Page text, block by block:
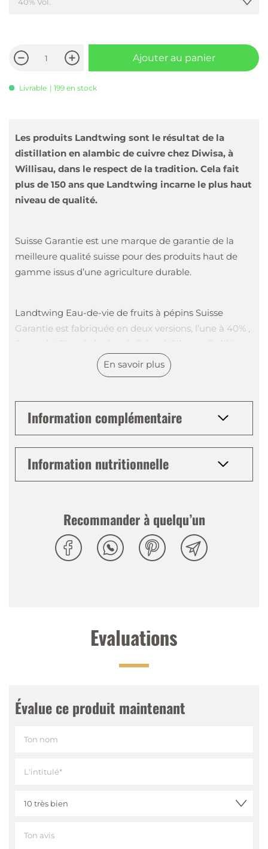
Ajouter au panier
Livrable | 199 en stock
Les produits Landtwing sont le résultat de la
distillation en alambic de cuivre chez Diwisa, à
Willisau, dans le respect de la tradition. Cela fait
plus de 150 ans que Landtwing incarne le plus haut
niveau de qualité.
Suisse Garantie est une marque de garantie de la
meilleure qualité suisse pour des produits haut de
gamme issus d’une agriculture durable.
Landtwing Eau-de-vie de fruits à pépins Suisse
Garantie est fabriquée en deux versions, l’une à 40% ,
l’autre à 45% vol. de degré d’alcool. Elle est distillée
avec beaucoup de soin et de savoir-faire, à partir de
pommes et de poires suisses, parvenues à maturité
et le goût de ce spiritueux. La note de pomme et de
poire est caractéristique de cette eau-de-vie.
Tasting Notes
Arômes harmonieux et fruités
Harmonieux et équilibré
En savoir plus
Information complémentaire
Information nutritionnelle
Recommander à quelqu’un
Evaluations
Évalue ce produit maintenant